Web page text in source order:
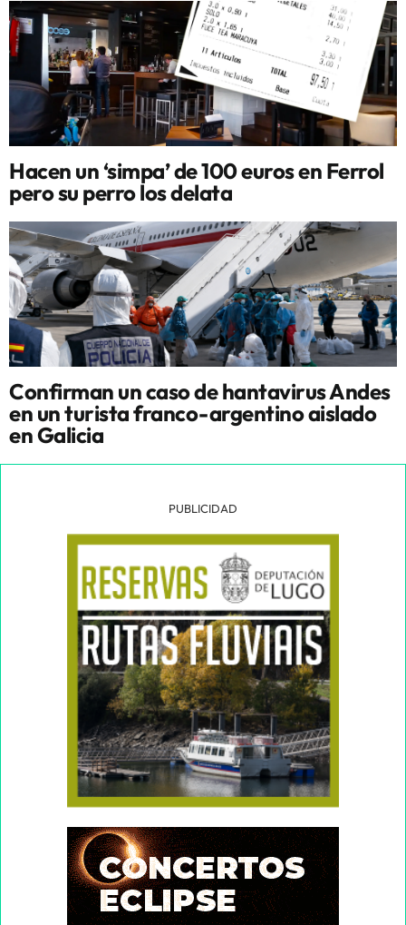
Hacen un ‘simpa’ de 100 euros en Ferrol
pero su perro los delata
Confirman un caso de hantavirus Andes
en un turista franco-argentino aislado
en Galicia
PUBLICIDAD